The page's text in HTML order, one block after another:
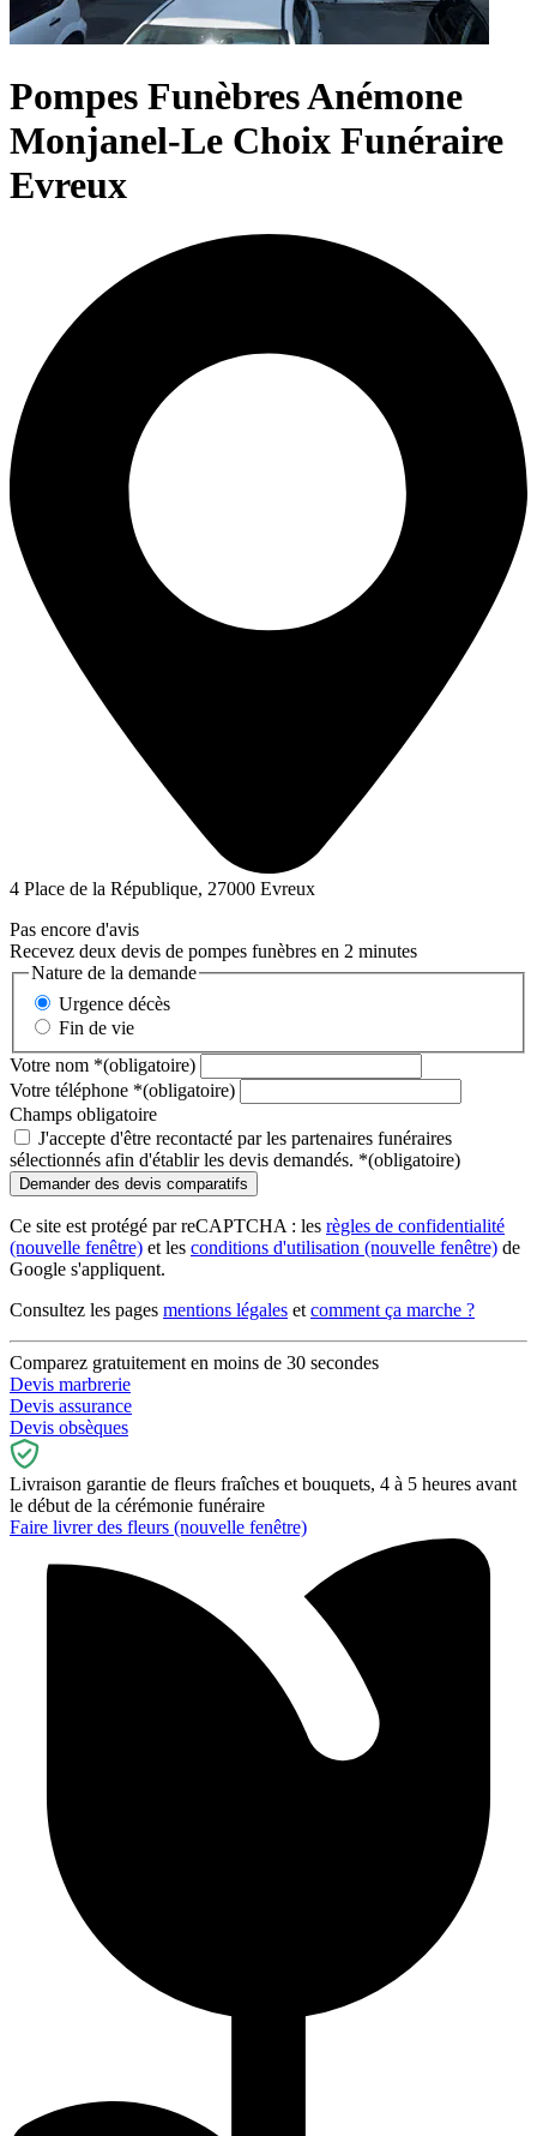
Pompes Funèbres Anémone
Monjanel-Le Choix Funéraire
Evreux
4 Place de la République, 27000 Evreux
Pas encore d'avis
Recevez deux devis de pompes funèbres en 2 minutes
Nature de la demande
Urgence décès
Fin de vie
Votre nom *(obligatoire)
Votre téléphone *(obligatoire)
Champs obligatoire
J'accepte d'être recontacté par les partenaires funéraires
sélectionnés afin d'établir les devis demandés. *(obligatoire)
Ce site est protégé par reCAPTCHA : les règles de confidentialité
(nouvelle fenêtre) et les conditions d'utilisation (nouvelle fenêtre) de
Google s'appliquent.
Consultez les pages mentions légales et comment ça marche ?
Comparez gratuitement en moins de 30 secondes
Devis marbrerie
Devis assurance
Devis obsèques
Livraison garantie de fleurs fraîches et bouquets, 4 à 5 heures avant
le début de la cérémonie funéraire
Faire livrer des fleurs (nouvelle fenêtre)